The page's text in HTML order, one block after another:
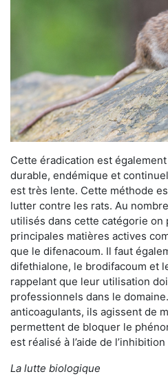
Cette éradication est
durable, endémique et
est très lente. Cette méthode
lutter contre les rats. Au
utilisés dans cette catégorie on
principales matières actives
que le difenacoum. Il faut
difethialone, le brodifacoum et
rappelant que leur utilisation
professionnels dans le
anticoagulants, ils agissent de
permettent de bloquer le
est réalisé à l’aide de
La lutte biologique